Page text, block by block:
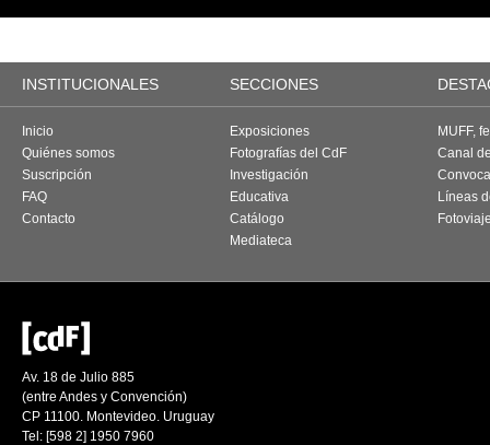
INSTITUCIONALES SECCIONES
Inicio
Quiénes somos
Suscripción
FAQ
Contacto
Exposiciones
Fotografías del CdF
Investigación
Educativa
Catálogo
Mediateca
MUFF,
Canal
Líneas
Av. 18 de Julio 885
(entre Andes y Convención)
CP 11100. Montevideo. Uruguay
Tel: [598 2] 1950 7960